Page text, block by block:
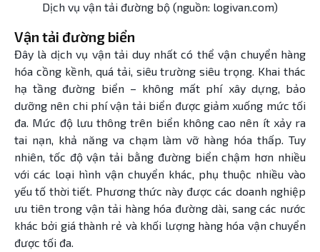
Dịch vụ vận tải đường bộ (nguồn: logivan.com)
Vận tải đường biển
Đây là dịch vụ vận tải duy nhất có thể vận chuyển hàng
hóa cồng kềnh, quá tải, siêu trường siêu trọng. Khai thác
hạ tầng đường biển – không mất phí xây dựng, bảo
dưỡng nên chi phí vận tải biển được giảm xuống mức tối
đa. Mức độ lưu thông trên biển không cao nên ít xảy ra
tai nạn, khả năng va chạm làm vỡ hàng hóa thấp. Tuy
nhiên, tốc độ vận tải bằng đường biển chậm hơn nhiều
với các loại hình vận chuyển khác, phụ thuộc nhiều vào
yếu tố thời tiết. Phương thức này được các doanh nghiệp
ưu tiên trong vận tải hàng hóa đường dài, sang các nước
khác bởi giá thành rẻ và khối lượng hàng hóa vận chuyển
được tối đa.